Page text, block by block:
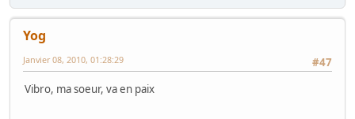
Yog
#47
Janvier 08, 2010, 01:28:29
Vibro, ma soeur, va en paix